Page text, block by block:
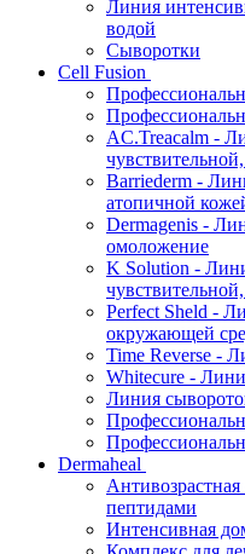
Линия
водой
Сыворотки
Cell Fusion
AC.Treacalm -
Barriederm -
атопичной
Dermagenis -
омоложение
K Solution -
Perfect Sheld -
окружающей
Time Reverse -
Whitecure -
Линия
Dermaheal
пептидами
Интенсивная